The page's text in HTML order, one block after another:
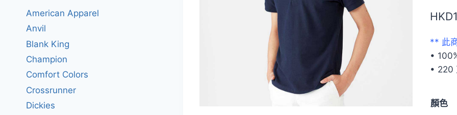
位顧
HKD
** 此
•
• 220
顏色
American Apparel
Anvil
Blank King
Champion
Comfort Colors
Crossrunner
Dickies